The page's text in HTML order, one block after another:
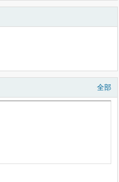
全部